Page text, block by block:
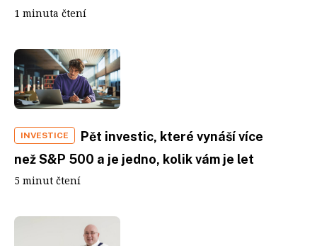
1 minuta čtení
INVESTICE
Pět investic, které vynáší více
než S&P 500 a je jedno, kolik vám je let
5 minut čtení